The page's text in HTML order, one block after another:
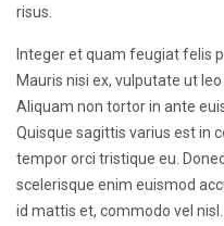
risus.
Integer et quam feugiat felis
Mauris nisi ex, vulputate ut
Aliquam non tortor in ante
Quisque sagittis varius est in
tempor orci tristique eu.
scelerisque enim euismod
id mattis et, commodo vel